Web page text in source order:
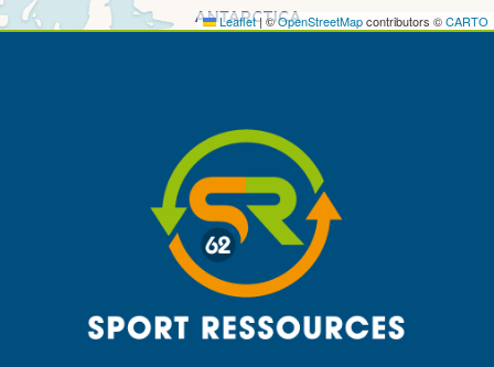
Leaflet|©OpenStreetMapcontributors ©CARTO